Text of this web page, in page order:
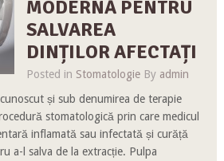
MODERNĂ PENTRU
SALVAREA
DINȚILOR AFECTAȚI
Posted in Stomatologie By admin
și sub denumirea de terapie
stomatologică prin care medicul
inflamată sau infectată și curăță
a-l salva de la extracție. Pulpa